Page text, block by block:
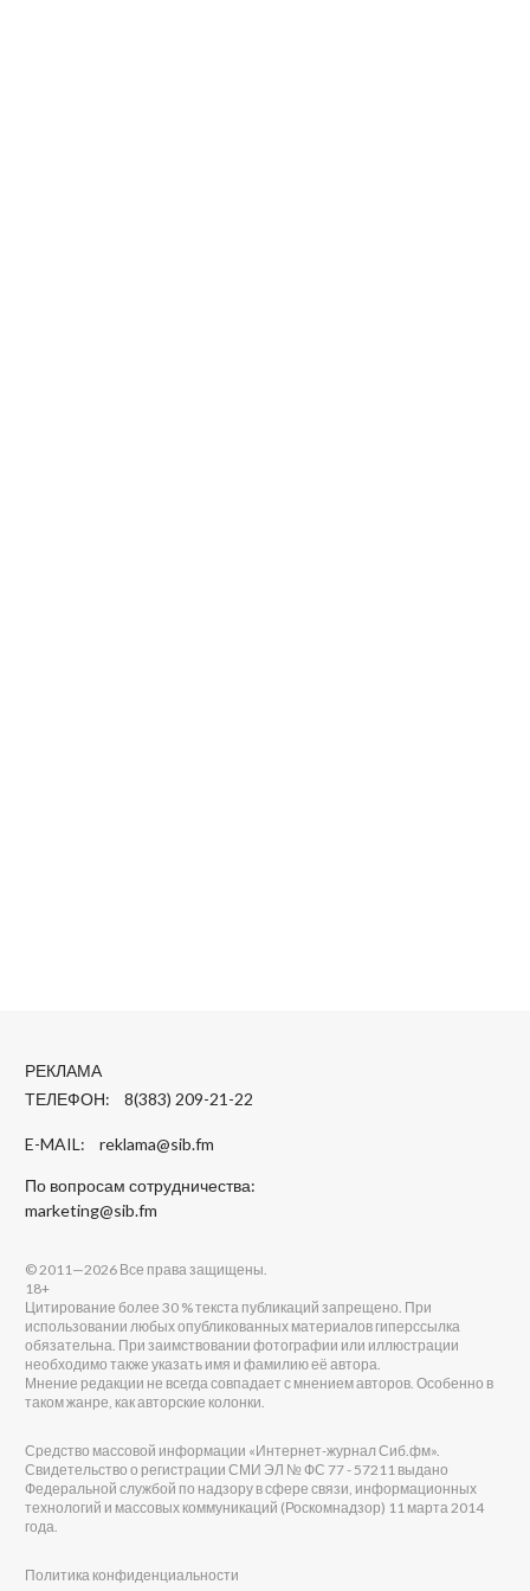
РЕКЛАМА
ТЕЛЕФОН: 8(383) 209-21-22
E-MAIL: reklama@sib.fm
По вопросам сотрудничества:
marketing@sib.fm
© 2011—2026 Все права защищены.
18+
Цитирование более 30 % текста публикаций запрещено. При
использовании любых опубликованных материалов гиперссылка
обязательна. При заимствовании фотографии или иллюстрации
необходимо также указать имя и фамилию её автора.
Мнение редакции не всегда совпадает с мнением авторов. Особенно в
таком жанре, как авторские колонки.
Средство массовой информации «Интернет-журнал Сиб.фм».
Свидетельство о регистрации СМИ ЭЛ № ФС 77 - 57211 выдано
Федеральной службой по надзору в сфере связи, информационных
технологий и массовых коммуникаций (Роскомнадзор) 11 марта 2014
года.
Политика конфиденциальности